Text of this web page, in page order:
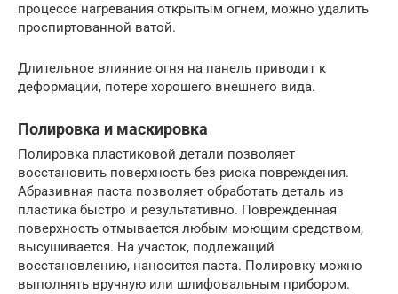
процессе нагревания открытым огнем, можно удалить
проспиртованной ватой.
Длительное влияние огня на панель приводит к
деформации, потере хорошего внешнего вида.
Полировка и маскировка
Полировка пластиковой детали позволяет
восстановить поверхность без риска повреждения.
Абразивная паста позволяет обработать деталь из
пластика быстро и результативно. Поврежденная
поверхность отмывается любым моющим средством,
высушивается. На участок, подлежащий
восстановлению, наносится паста. Полировку можно
выполнять вручную или шлифовальным прибором.